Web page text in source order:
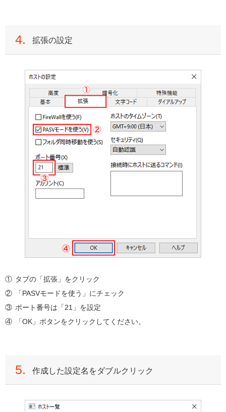
4. 拡張の設定
タブの「拡張」をクリック
「PASVモードを使う」にチェック
ポート番号は「21」を設定
「OK」ボタンをクリックしてください。
5. 作成した設定名をダブルクリック